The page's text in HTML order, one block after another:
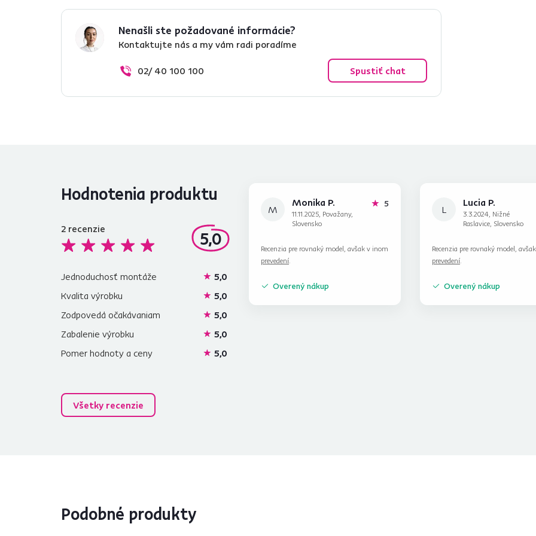
Nenašli ste požadované informácie?
Kontaktujte nás a my vám radi poradíme
02/ 40 100 100 Spustiť chat
Hodnotenia produktu
5,0
2 recenzie
Jednoduchosť montáže
5,0
Kvalita výrobku
5,0
Zodpovedá očakávaniam
5,0
Zabalenie výrobku
5,0
Pomer hodnoty a ceny
5,0
Všetky recenzie
M
Monika P.
11.11.2025, Považany,
Slovensko
5hviezdičiek
Recenzia pre rovnaký model, avšak v inom
prevedení
Overený nákup
L
Lucia P.
3.3.2024, Nižné
Raslavice, Slovensko
Recenzia pre rovnaký model,
prevedení
Overený nákup
Podobné produkty